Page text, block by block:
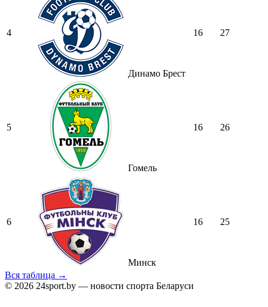
4
Динамо Брест
16 27
5
Гомель
16 26
6
Минск
16 25
Вся таблица →
© 2026 24sport.by — новости спорта Беларуси